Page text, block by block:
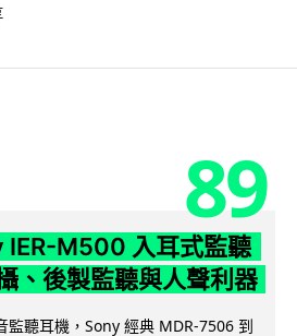
89
IER-M500 入耳式監聽
、後製監聽與人聲利器
監聽耳機，Sony 經典 MDR-7506 到